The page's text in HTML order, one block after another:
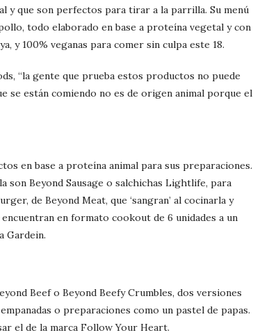
y que son perfectos para tirar a la parrilla. Su menú
todo elaborado en base a proteína vegetal y con
y 100% veganas para comer sin culpa este 18.
“la gente que prueba estos productos no puede
se están comiendo no es de origen animal porque el
en base a proteína animal para sus preparaciones.
son Beyond Sausage o salchichas Lightlife, para
de Beyond Meat, que ‘sangran’ al cocinarla y
en formato cookout de 6 unidades a un
Gardein.
Beef o Beyond Beefy Crumbles, dos versiones
o preparaciones como un pastel de papas.
el de la marca Follow Your Heart.